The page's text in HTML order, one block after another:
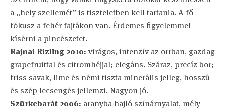
a „hely szellemét” is tiszteletben kell tartania. A fő
fókusz a fehér fajtákon van. Érdemes figyelemmel
kísérni a pincészetet.
Rajnai Rizling 2010: virágos, intenzív az orrban, gazdag
grapefruittal és citromhéjjal; elegáns. Száraz, precíz bor;
friss savak, lime és némi tiszta minerális jelleg, hosszú
és szép lecsengés jellemzi. Nagyon jó.
Szürkebarát 2006: aranyba hajló színárnyalat, mély